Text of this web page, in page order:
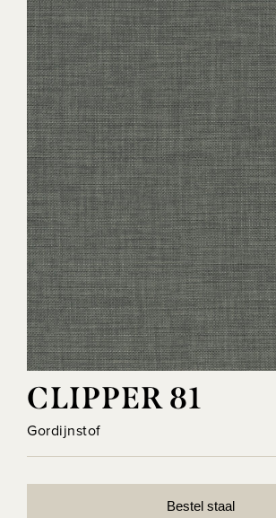
CLIPPER 81
Gordijnstof
Bestel staal